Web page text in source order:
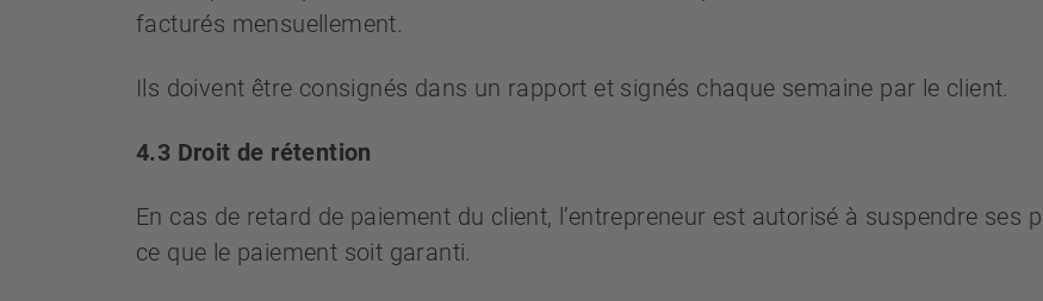
facturés mensuellement.
Ils doivent être consignés dans un rapport et signés chaque semaine par le client.
4.3 Droit de rétention
En cas de retard de paiement du client, l’entrepreneur est autorisé à suspendre ses
ce que le paiement soit garanti.